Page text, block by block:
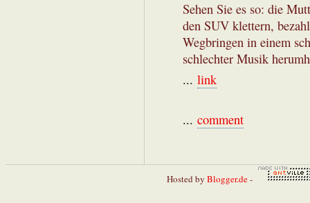
Sehen Sie es so: die
den SUV klettern,
Wegbringen in einem
schlechter Musik
... link
... comment
Hosted by Blogger.de-